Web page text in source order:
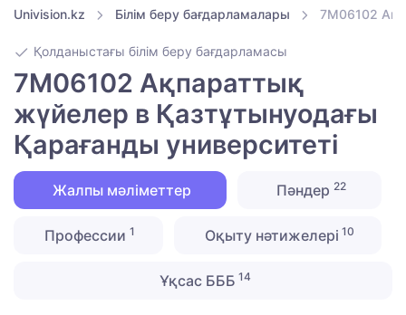
Univision.kz Білім беру бағдарламалары 7M06102
Қолданыстағы білім беру бағдарламасы
7M06102 Ақпараттық
жүйелер в Қазтұтынуодағы
Қарағанды университеті
Жалпы мәліметтер Пәндер 22
Профессии1 Оқыту нәтижелері 10
Ұқсас БББ 14